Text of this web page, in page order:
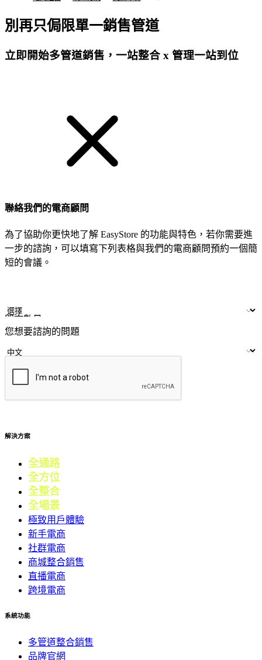
別再只侷限單一銷售管道
立即開始多管道銷售，一站整合 x 管理一站到位
聯絡我們的電商顧問
為了協助你更快地了解 EasyStore 的功能與特色，若你需要進
一步的諮詢，可以填寫下列表格與我們的電商顧問預約一個簡
短的會議。
LINE ID
門市數量
您想要諮詢的問題
解決方案
全通路電商
全方位
全整合行銷
全場景
極致用戶體驗
新手電商
社群電商
商城整合銷售
直播電商
跨境電商
系統功能
多管道整合銷售
品牌官網